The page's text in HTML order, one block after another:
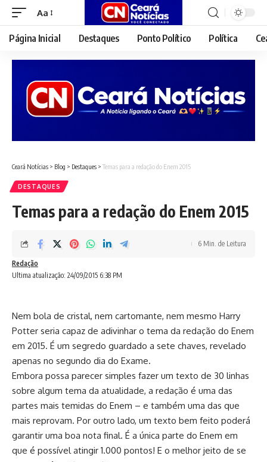
Font
Resizer
Aa
Página Inicial Destaques Ponto Político Política
Ceará Notícias > Blog > Destaques > Temas para a redação do Enem 2015
DESTAQUES
Temas para a redação do Enem 2015
Ultima atualização: 24/09/2015 6:38 PM
Redação
6 Min. de Leitura
Nem bola de cristal, nem cartomante, nem mesmo Harry
Potter seria capaz de adivinhar o tema da redação do Enem
em 2015. É um segredo guardado a sete chaves, revelado
apenas no segundo dia do Exame.
Embora possa parecer simples fazer um texto de 30 linhas
sobre algum tema da atualidade, a redação é uma das
partes mais temidas do Enem – e também uma das que
mais reprovam. Por outro lado, um texto bem feito poderá
garantir uma boa nota final. É a única parte do Enem em
que é possível atingir 1.000 pontos! E o melhor jeito de se